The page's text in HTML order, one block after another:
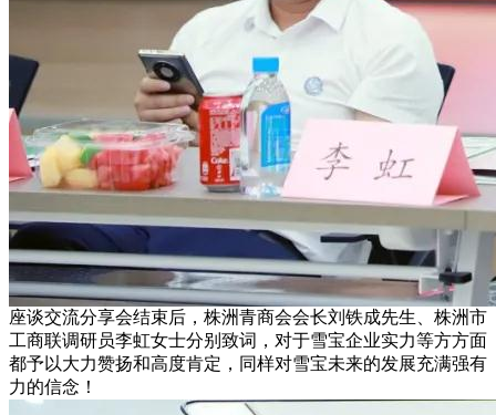
座谈交流分享会结束后，株洲青商会会长刘铁成先生、株洲市
工商联调研员李虹女士分别致词，对于雪宝企业实力等方方面
都予以大力赞扬和高度肯定，同样对雪宝未来的发展充满强有
力的信念！